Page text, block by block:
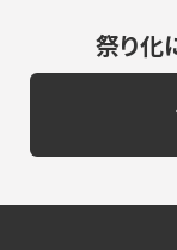
祭り化